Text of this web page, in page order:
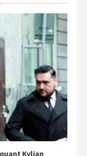
Kylian